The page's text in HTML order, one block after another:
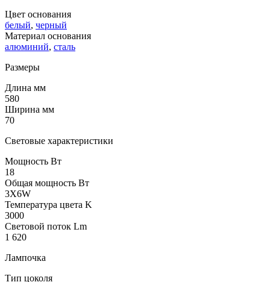
Цвет основания
белый, черный
Материал основания
алюминий, сталь
Размеры
Длина мм
580
Ширина мм
70
Световые характеристики
Мощность Вт
18
Общая мощность Вт
3X6W
Температура цвета K
3000
Световой поток Lm
1 620
Лампочка
Тип цоколя